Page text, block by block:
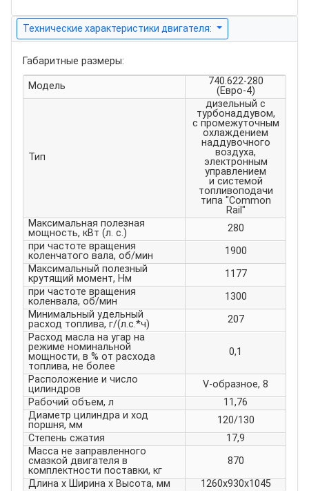
Технические характеристики двигателя:
Габаритные размеры:
Модель
740.622-280
(Евро-4)
Тип
дизельный с
турбонаддувом,
с промежуточным
охлаждением
наддувочного
воздуха,
электронным
управлением
и системой
топливоподачи
типа "Common
Rail"
Максимальная полезная
мощность, кВт (л. с.)
280
при частоте вращения
коленчатого вала, об/мин
1900
Максимальный полезный
крутящий момент, Нм
1177
при частоте вращения
коленвала, об/мин
1300
Минимальный удельный
расход топлива, г/(л.с.*ч)
207
Расход масла на угар на
режиме номинальной
мощности, в % от расхода
топлива, не более
0,1
Расположение и число
цилиндров
V-образное, 8
Рабочий объем, л
11,76
Диаметр цилиндра и ход
поршня, мм
120/130
Степень сжатия
17,9
Масса не заправленного
смазкой двигателя в
комплектности поставки, кг
870
Длина х Ширина х Высота, мм
1260х930х1045